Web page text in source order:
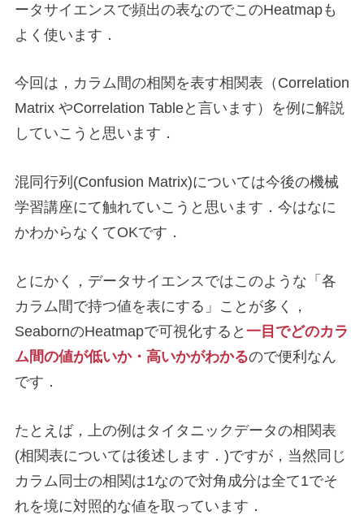
ータサイエンスで頻出の表なのでこのHeatmapも
よく使います．
今回は，カラム間の相関を表す相関表（Correlation
Matrix やCorrelation Tableと言います）を例に解説
していこうと思います．
混同行列(Confusion Matrix)については今後の機械
学習講座にて触れていこうと思います．今はなに
かわからなくてOKです．
とにかく，データサイエンスではこのような「各
カラム間で持つ値を表にする」ことが多く，
SeabornのHeatmapで可視化すると 一目でどのカラ
ム間の値が低いか・高いかがわかるので便利なん
です．
たとえば，上の例はタイタニックデータの相関表
(相関表については後述します．)ですが，当然同じ
カラム同士の相関は1なので対角成分は全て1でそ
れを境に対照的な値を取っています．